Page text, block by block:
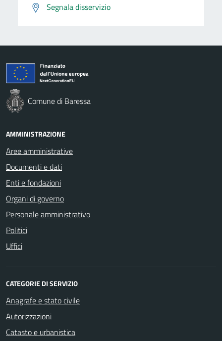
Segnala disservizio
Comune di Baressa
AMMINISTRAZIONE
Aree amministrative
Documenti e dati
Enti e fondazioni
Organi di governo
Personale amministrativo
Politici
Uffici
CATEGORIE DI SERVIZIO
Anagrafe e stato civile
Autorizzazioni
Catasto e urbanistica